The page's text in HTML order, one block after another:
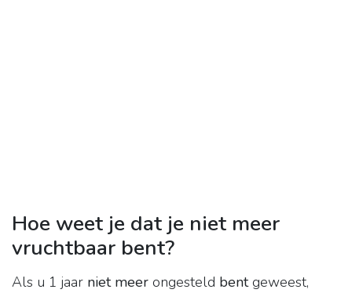
Hoe weet je dat je niet meer
vruchtbaar bent?
Als u 1 jaar niet meer ongesteld bentgeweest,